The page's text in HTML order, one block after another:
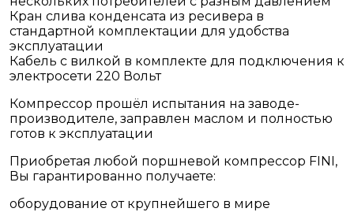
Кран слива конденсата из ресивера в
стандартной комплектации для удобства
эксплуатации
Кабель с вилкой в комплекте для подключения к
электросети 220 Вольт
Компрессор прошёл испытания на заводе-
производителе, заправлен маслом и полностью
готов к эксплуатации
Приобретая любой поршневой компрессор FINI,
Вы гарантированно получаете:
оборудование от крупнейшего в мире